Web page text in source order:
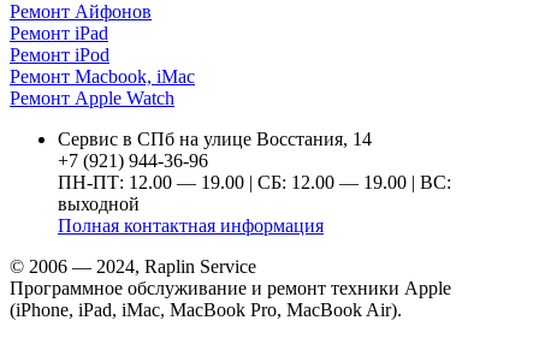
Ремонт Айфонов
Ремонт iPad
Ремонт iPod
Ремонт Macbook, iMac
Ремонт Apple Watch
Сервис в СПб на улице Восстания, 14
+7 (921) 944-36-96
ПН-ПТ: 12.00 — 19.00 | СБ: 12.00 — 19.00 | ВС:
выходной
Полная контактная информация
© 2006 — 2024, Raplin Service
Программное обслуживание и ремонт техники Apple
(iPhone, iPad, iMac, MacBook Pro, MacBook Air).